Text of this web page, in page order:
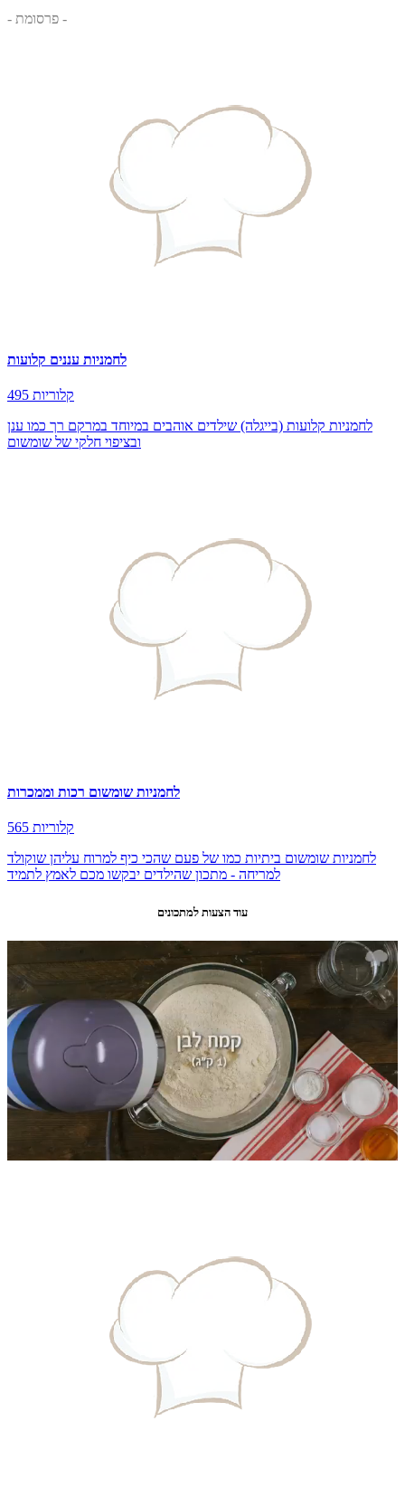
- פרסומת -
לחמניות עננים קלועות
495 קלוריות
לחמניות קלועות (בייגלה) שילדים אוהבים במיוחד במרקם רך כמו ענן
ובציפוי חלקי של שומשום
לחמניות שומשום רכות וממכרות
565 קלוריות
לחמניות שומשום ביתיות כמו של פעם שהכי כיף למרוח עליהן שוקולד
למריחה - מתכון שהילדים יבקשו מכם לאמץ לתמיד
עוד הצעות למתכונים